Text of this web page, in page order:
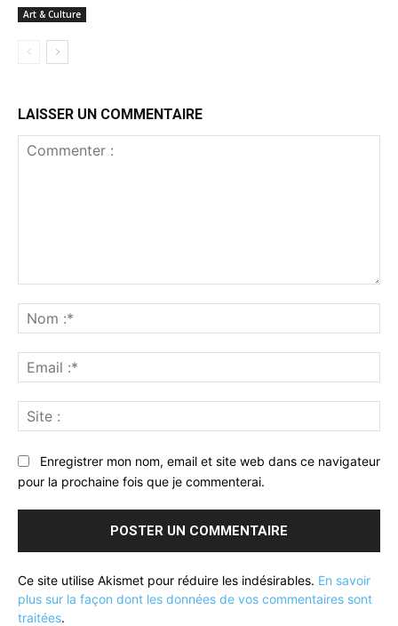
Art & Culture
LAISSER UN COMMENTAIRE
:*
:*
:
Enregistrer mon nom, email et site web dans ce navigateur
pour la prochaine fois que je commenterai.
Ce site utilise Akismet pour réduire les indésirables. En savoir
plus sur la façon dont les données de vos commentaires sont
traitées.